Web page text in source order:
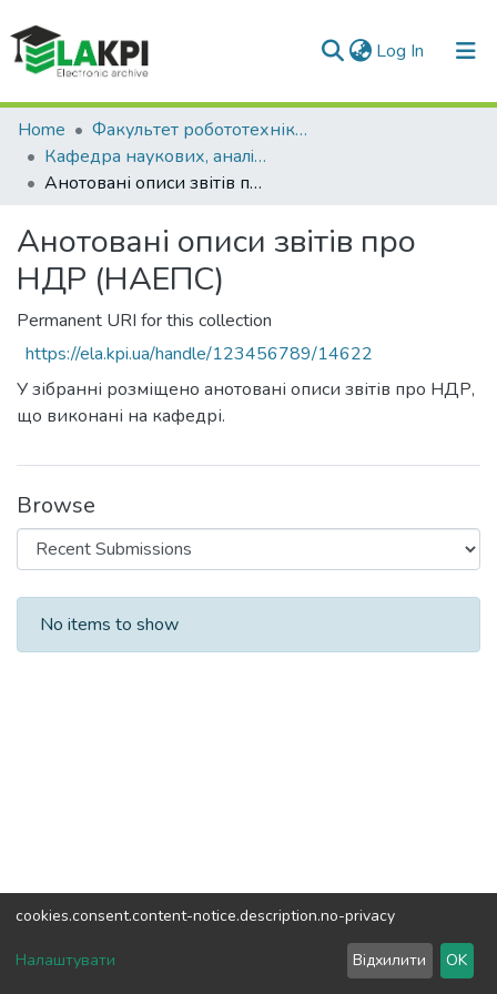
Log In (current)
Communities & Collections
All of DSpace
Home
Факультет робототехніки та приладобудування (ФРП)
Кафедра наукових, аналiтичних та екологiчних приладiв i систем (НАЕПС)
Анотовані описи звітів про НДР (НАЕПС)
Анотовані описи звітів про
НДР (НАЕПС)
Permanent URI for this collection
https://ela.kpi.ua/handle/123456789/14622
У зібранні розміщено анотовані описи звітів про НДР,
що виконані на кафедрі.
Browse
Recent Submissions
No items to show
DSpace software copyright © 2002-2026LYRASIS
Send Feedback
cookies.consent.content-notice.description.no-privacy
Налаштувати Відхилити OK